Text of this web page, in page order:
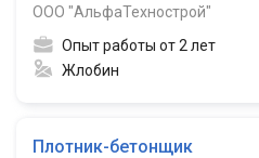
ООО "АльфаТехнострой"
Опыт работы от 2 лет
Жлобин
Плотник-бетонщик